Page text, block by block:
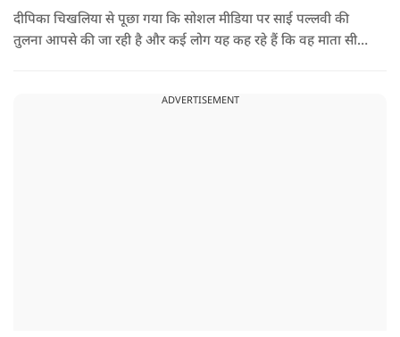
दीपिका चिखलिया से पूछा गया कि सोशल मीडिया पर साई पल्लवी की
तुलना आपसे की जा रही है और कई लोग यह कह रहे हैं कि वह माता सीता
ADVERTISEMENT